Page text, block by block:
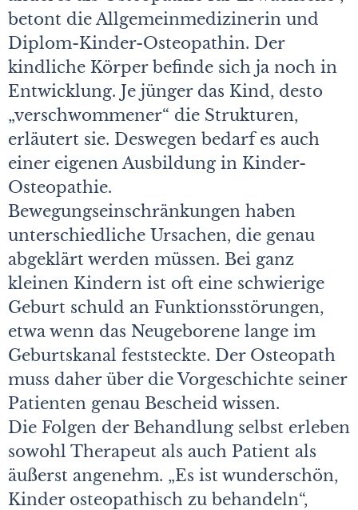
betont die Allgemeinmedizinerin und
Diplom-Kinder-Osteopathin. Der
kindliche Körper befinde sich ja noch in
Entwicklung. Je jünger das Kind, desto
„verschwommener“ die Strukturen,
erläutert sie. Deswegen bedarf es auch
einer eigenen Ausbildung in Kinder-
Osteopathie.
Bewegungseinschränkungen haben
unterschiedliche Ursachen, die genau
abgeklärt werden müssen. Bei ganz
kleinen Kindern ist oft eine schwierige
Geburt schuld an Funktionsstörungen,
etwa wenn das Neugeborene lange im
Geburtskanal feststeckte. Der Osteopath
muss daher über die Vorgeschichte seiner
Patienten genau Bescheid wissen.
Die Folgen der Behandlung selbst erleben
sowohl Therapeut als auch Patient als
äußerst angenehm. „Es ist wunderschön,
Kinder osteopathisch zu behandeln“,